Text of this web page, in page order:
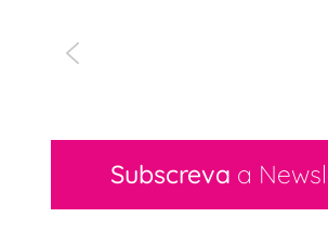
Subscreva a